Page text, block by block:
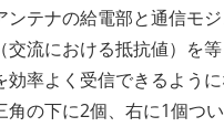
ンテナの給電部と通信モ
交流における抵抗値）を
効率よく受信できるよう
角の下に2個、右に1個つ